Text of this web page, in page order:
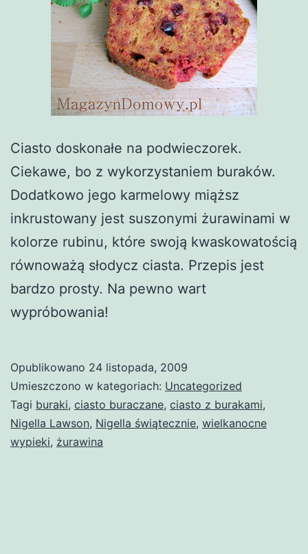
Ciasto doskonałe na podwieczorek.
Ciekawe, bo z wykorzystaniem buraków.
Dodatkowo jego karmelowy miąższ
inkrustowany jest suszonymi żurawinami w
kolorze rubinu, które swoją kwaskowatością
równoważą słodycz ciasta. Przepis jest
bardzo prosty. Na pewno wart
wypróbowania!
Opublikowano 24 listopada, 2009
Umieszczono w kategoriach: Uncategorized
Tagi buraki, ciasto buraczane, ciasto z burakami,
Nigella Lawson, Nigella świątecznie, wielkanocne
wypieki, żurawina